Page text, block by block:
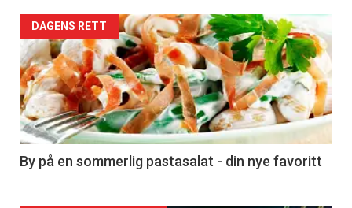
Forsiden
akkurat
nå
-
5
DAGENS RETT
By på en sommerlig pastasalat - din nye favoritt